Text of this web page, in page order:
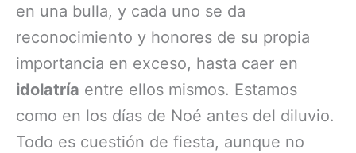
en una bulla, y cada uno se da
reconocimiento y honores de su propia
importancia en exceso, hasta caer en
idolatría entre ellos mismos. Estamos
como en los días de Noé antes del diluvio.
Todo es cuestión de fiesta, aunque no